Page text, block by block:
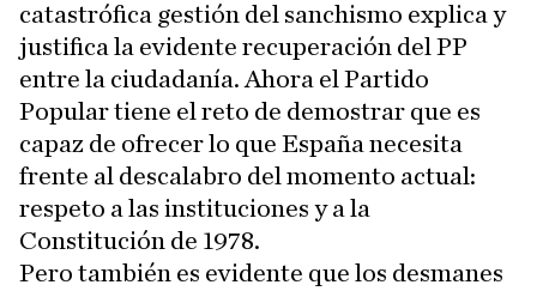
catastrófica gestión del sanchismo explica y
justifica la evidente recuperación del PP
entre la ciudadanía. Ahora el Partido
Popular tiene el reto de demostrar que es
capaz de ofrecer lo que España necesita
frente al descalabro del momento actual:
respeto a las instituciones y a la
Constitución de 1978.
Pero también es evidente que los desmanes